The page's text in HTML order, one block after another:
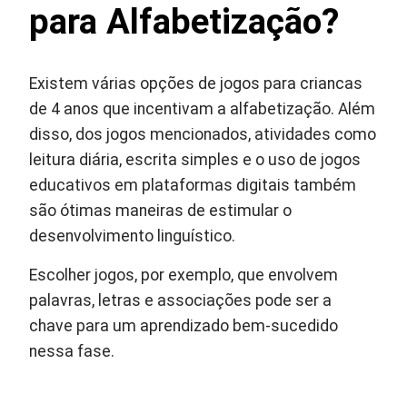
para Alfabetização?
Existem várias opções de jogos para criancas
de 4 anos que incentivam a alfabetização. Além
disso, dos jogos mencionados, atividades como
leitura diária, escrita simples e o uso de jogos
educativos em plataformas digitais também
são ótimas maneiras de estimular o
desenvolvimento linguístico.
Escolher jogos, por exemplo, que envolvem
palavras, letras e associações pode ser a
chave para um aprendizado bem-sucedido
nessa fase.